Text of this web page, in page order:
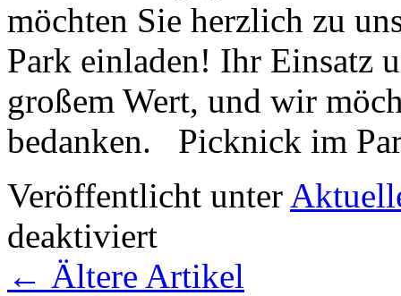
möchten Sie herzlich zu
Park einladen! Ihr Einsatz
großem Wert, und wir
bedanken. Picknick im
Veröffentlicht unter
deaktiviert
Park
für
← Ältere Artikel